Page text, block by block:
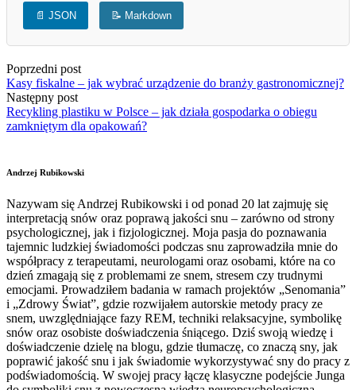
📄 JSON 📝 Markdown
Poprzedni post
Kasy fiskalne – jak wybrać urządzenie do branży gastronomicznej?
Następny post
Recykling plastiku w Polsce – jak działa gospodarka o obiegu
zamkniętym dla opakowań?
Andrzej Rubikowski
Nazywam się Andrzej Rubikowski i od ponad 20 lat zajmuję się
interpretacją snów oraz poprawą jakości snu – zarówno od strony
psychologicznej, jak i fizjologicznej. Moja pasja do poznawania
tajemnic ludzkiej świadomości podczas snu zaprowadziła mnie do
współpracy z terapeutami, neurologami oraz osobami, które na co
dzień zmagają się z problemami ze snem, stresem czy trudnymi
emocjami. Prowadziłem badania w ramach projektów „Senomania”
i „Zdrowy Świat”, gdzie rozwijałem autorskie metody pracy ze
snem, uwzględniające fazy REM, techniki relaksacyjne, symbolikę
snów oraz osobiste doświadczenia śniącego. Dziś swoją wiedzę i
doświadczenie dzielę na blogu, gdzie tłumaczę, co znaczą sny, jak
poprawić jakość snu i jak świadomie wykorzystywać sny do pracy z
podświadomością. W swojej pracy łączę klasyczne podejście Junga